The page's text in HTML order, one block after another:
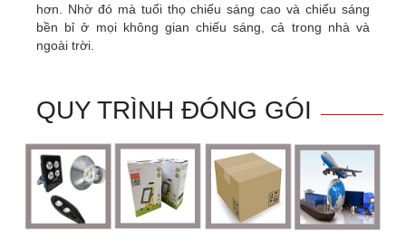
hơn. Nhờ đó mà tuổi thọ chiếu sáng cao và chiếu sáng
bền bỉ ở mọi không gian chiếu sáng, cả trong nhà và
ngoài trời.
QUY TRÌNH ĐÓNG GÓI